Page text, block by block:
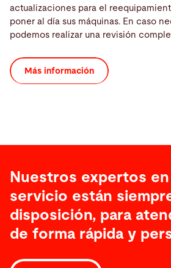
actualizaciones para el
poner al día sus máquinas. En caso
podemos realizar una revisión
Más información
Nuestros expertos en
servicio están
disposición, para
de forma rápida y